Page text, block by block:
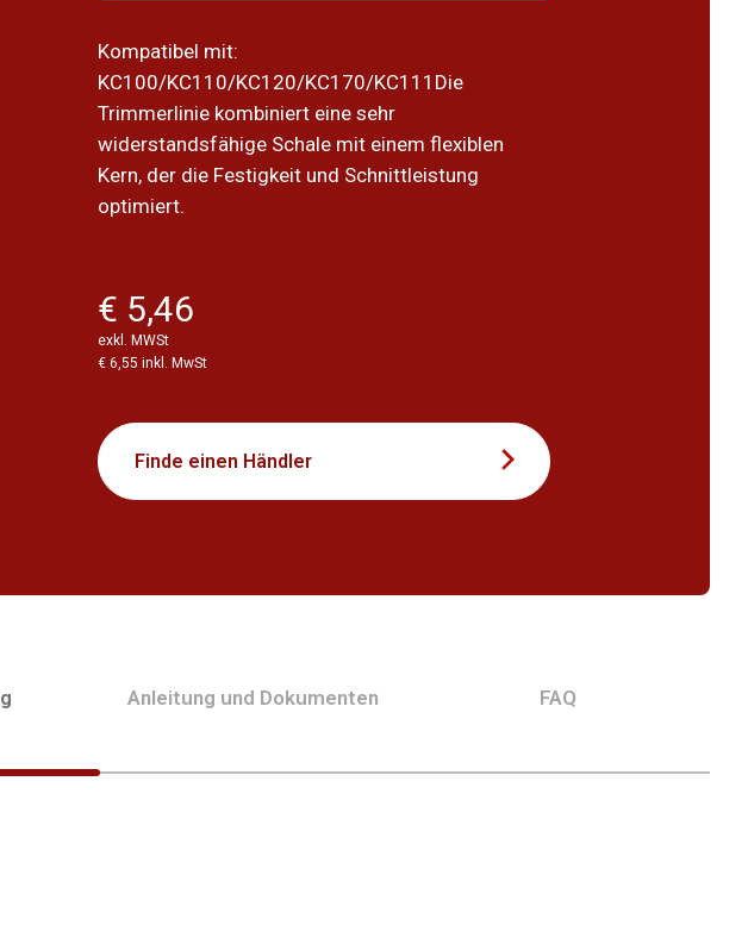
Kompatibel mit:
KC100/KC110/KC120/KC170/KC111Die
Trimmerlinie kombiniert eine sehr
widerstandsfähige Schale mit einem flexiblen
Kern, der die Festigkeit und Schnittleistung
optimiert.
€ 5,46
exkl. MWSt
€ 6,55 inkl. MwSt
Finde einen Händler
Anleitung und Dokumenten FAQ